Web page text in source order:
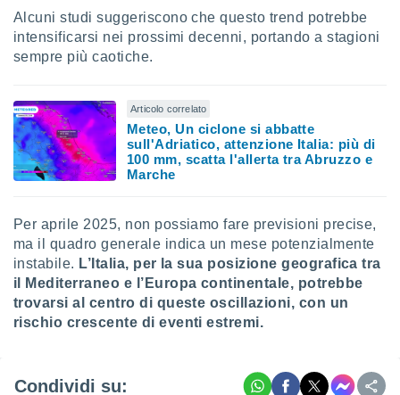
Alcuni studi suggeriscono che questo trend potrebbe
intensificarsi nei prossimi decenni, portando a stagioni
sempre più caotiche.
Articolo correlato
Meteo, Un ciclone si abbatte
sull'Adriatico, attenzione Italia: più di
100 mm, scatta l'allerta tra Abruzzo e
Marche
Per aprile 2025, non possiamo fare previsioni precise,
ma il quadro generale indica un mese potenzialmente
instabile. L’Italia, per la sua posizione geografica tra
il Mediterraneo e l’Europa continentale, potrebbe
trovarsi al centro di queste oscillazioni, con un
rischio crescente di eventi estremi.
Condividi su: